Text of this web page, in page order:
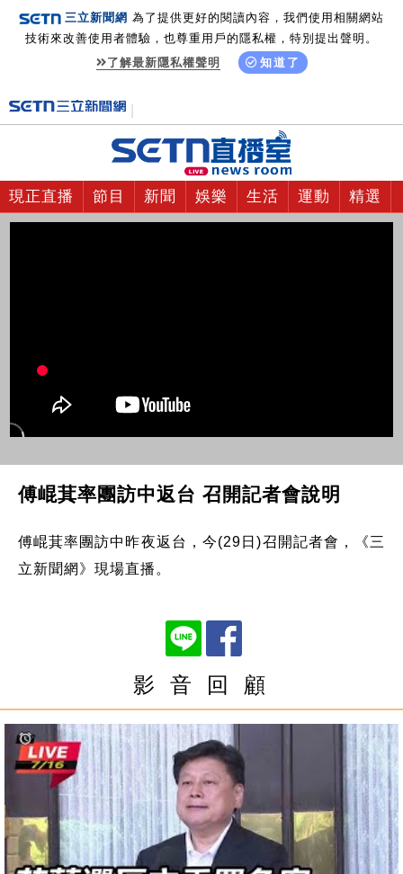
三立新聞網 為了提供更好的閱讀內容，我們使用相關網站
技術來改善使用者體驗，也尊重用戶的隱私權，特別提出聲明。
了解最新隱私權聲明
知道了
現正直播 節目 新聞 娛樂 生活 運動 精選
傅崐萁率團訪中返台 召開記者會說明
傅崐萁率團訪中昨夜返台，今(29日)召開記者會，《三
立新聞網》現場直播。
影 音 回 顧